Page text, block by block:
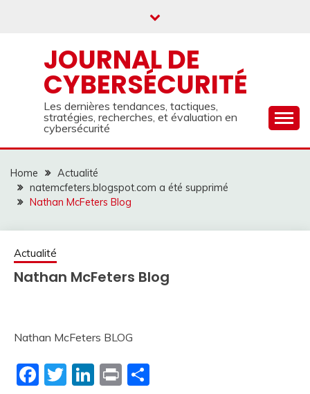
JOURNAL DE
CYBERSÉCURITÉ
Les dernières tendances, tactiques,
stratégies, recherches, et évaluation en
cybersécurité
Home
Actualité
natemcfeters.blogspot.com a été supprimé
Nathan McFeters Blog
Actualité
Nathan McFeters Blog
Nathan McFeters BLOG
Facebook
Twitter
LinkedIn
Print